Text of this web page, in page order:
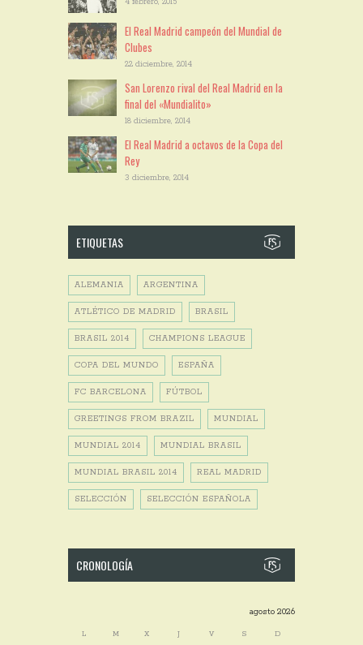
El Real Madrid campeón del Mundial de
Clubes
22 diciembre, 2014
San Lorenzo rival del Real Madrid en la
final del «Mundialito»
18 diciembre, 2014
El Real Madrid a octavos de la Copa del
Rey
3 diciembre, 2014
ETIQUETAS
ALEMANIA ARGENTINA
ATLÉTICO DE MADRID BRASIL
BRASIL 2014 CHAMPIONS LEAGUE
COPA DEL MUNDO ESPAÑA
FC BARCELONA FÚTBOL
GREETINGS FROM BRAZIL MUNDIAL
MUNDIAL 2014 MUNDIAL BRASIL
MUNDIAL BRASIL 2014 REAL MADRID
SELECCIÓN SELECCIÓN ESPAÑOLA
CRONOLOGÍA
agosto 2026
L M X J V S D